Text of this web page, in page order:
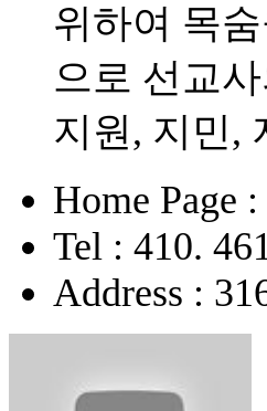
위하여 목
으로 선교
지원, 지민,
Home Page
Tel : 410.
Address :